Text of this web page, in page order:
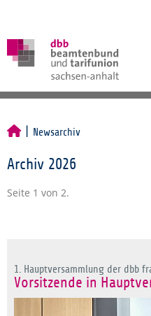
Newsarchiv
Archiv 2026
Seite 1 von 2.
1. Hauptversammlung der dbb
Vorsitzende in